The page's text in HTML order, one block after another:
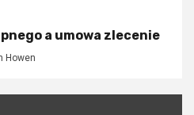
a umowa zlecenie
Howen